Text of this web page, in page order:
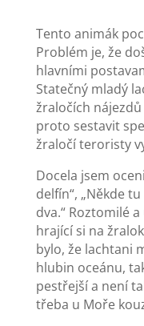
Tento animák
Problém je, že
hlavními
Statečný mladý
žraločích
proto sestavit
žraločí teroristy
Docela jsem
delfín“, „Někde
dva.“ Roztomilé
hrající si na
bylo, že lachtani
hlubin oceánu,
pestřejší a není
třeba u Moře